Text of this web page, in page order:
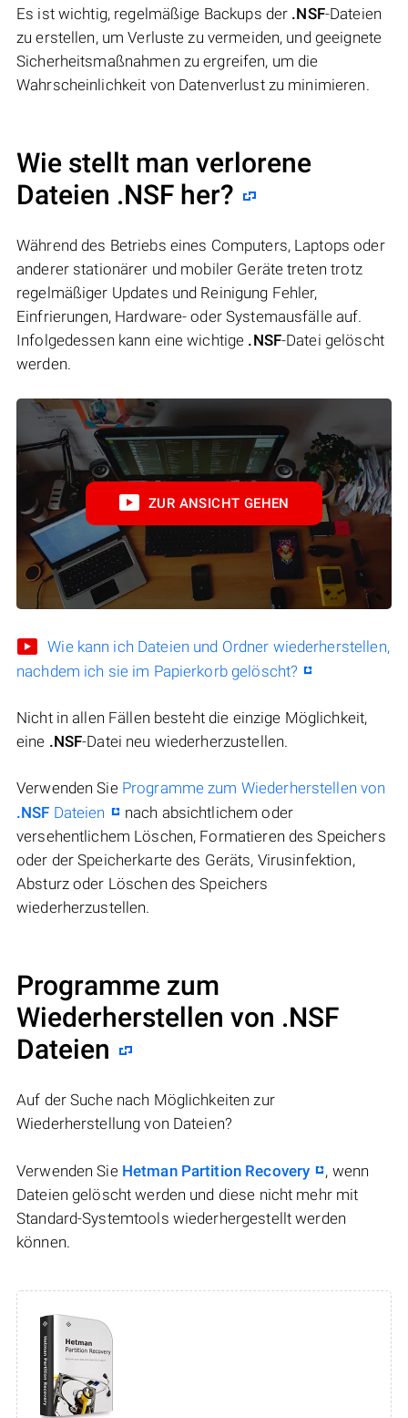
Es ist wichtig, regelmäßige Backups der .NSF-Dateien
zu erstellen, um Verluste zu vermeiden, und geeignete
Sicherheitsmaßnahmen zu ergreifen, um die
Wahrscheinlichkeit von Datenverlust zu minimieren.
Wie stellt man verlorene
Dateien .NSF her?
Während des Betriebs eines Computers, Laptops oder
anderer stationärer und mobiler Geräte treten trotz
regelmäßiger Updates und Reinigung Fehler,
Einfrierungen, Hardware- oder Systemausfälle auf.
Infolgedessen kann eine wichtige .NSF-Datei gelöscht
werden.
ZUR ANSICHT GEHEN
Wie kann ich Dateien und Ordner wiederherstellen,
nachdem ich sie im Papierkorb gelöscht?
Nicht in allen Fällen besteht die einzige Möglichkeit,
eine .NSF-Datei neu wiederherzustellen.
Verwenden Sie Programme zum Wiederherstellen von
.NSF Dateien
nach absichtlichem oder
versehentlichem Löschen, Formatieren des Speichers
oder der Speicherkarte des Geräts, Virusinfektion,
Absturz oder Löschen des Speichers
wiederherzustellen.
Programme zum
Wiederherstellen von .NSF
Dateien
Auf der Suche nach Möglichkeiten zur
Wiederherstellung von Dateien?
Verwenden Sie Hetman Partition Recovery
, wenn
Dateien gelöscht werden und diese nicht mehr mit
Standard-Systemtools wiederhergestellt werden
können.